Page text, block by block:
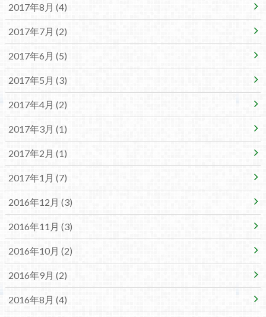
2017年8月 (4)
2017年7月 (2)
2017年6月 (5)
2017年5月 (3)
2017年4月 (2)
2017年3月 (1)
2017年2月 (1)
2017年1月 (7)
2016年12月 (3)
2016年11月 (3)
2016年10月 (2)
2016年9月 (2)
2016年8月 (4)